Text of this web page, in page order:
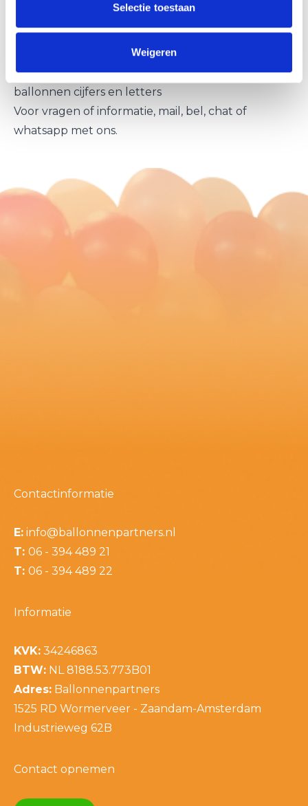
Selectie toestaan
Weigeren
ballonnen slingers
hart van ballonnen
reuze ballonnen decoraties
ballonnen netten met lucht en helium ballonnen
ballonnen cijfers en letters
Voor vragen of informatie, mail, bel, chat of
whatsapp met ons.
Contactinformatie
E: info@ballonnenpartners.nl
T: 06 - 394 489 21
T: 06 - 394 489 22
Informatie
KVK: 34246863
BTW: NL 8188.53.773B01
Adres: Ballonnenpartners
1525 RD Wormerveer - Zaandam-Amsterdam
Industrieweg 62B
Contact opnemen